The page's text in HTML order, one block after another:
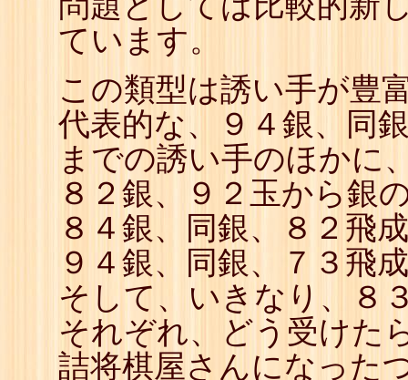
ています。
この類型は誘い手が豊
代表的な、９４銀、同
までの誘い手のほかに
８２銀、９２玉から銀
８４銀、同銀、８２飛
９４銀、同銀、７３飛
そして、いきなり、８
それぞれ、どう受けた
詰将棋屋さんになった